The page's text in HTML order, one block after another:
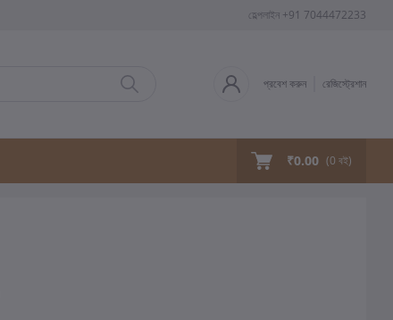
হেল্পলাইন +91 7044472233
প্রবেশ করুন রেজিস্ট্রেশান
₹0.00 (0 বই)